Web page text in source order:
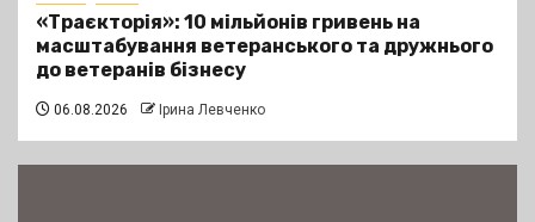
«Траєкторія»: 10 мільйонів гривень на
масштабування ветеранського та дружнього
до ветеранів бізнесу
06.08.2026 Ірина Левченко